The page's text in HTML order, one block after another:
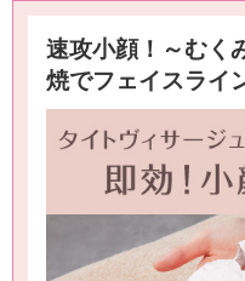
速攻小顔！～むく
焼でフェイスライ